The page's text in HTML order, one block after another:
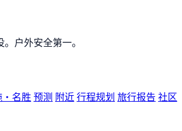
户外安全第一。
名胜 预测 附近行程规划 旅行报告 社区